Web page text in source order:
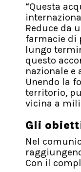
“Questa
Reduce da
farmacie di
lungo
questo
nazionale e
Unendo la
territorio,
vicina a
Gli
Nel
Con il